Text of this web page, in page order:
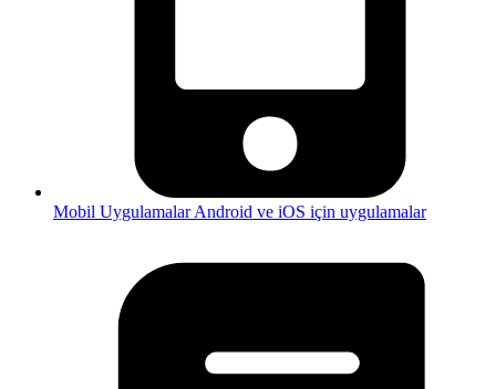
Mobil UygulamalarAndroid ve iOS için uygulamalar